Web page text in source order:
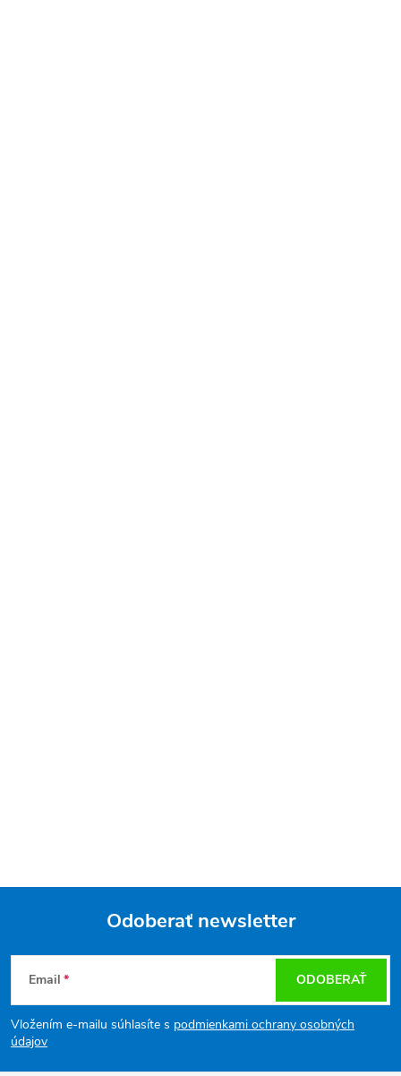
Z
á
p
Odoberať newsletter
Email
Vložením e-mailu súhlasíte s podmienkami ochrany osobných
údajov
ODOBERAŤ